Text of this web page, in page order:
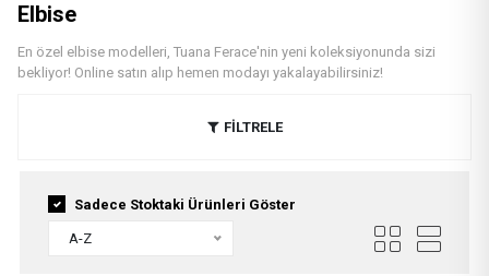
Elbise
En özel elbise modelleri, Tuana Ferace'nin yeni koleksiyonunda sizi
bekliyor! Online satın alıp hemen modayı yakalayabilirsiniz!
FİLTRELE
Sadece Stoktaki Ürünleri Göster
A-Z